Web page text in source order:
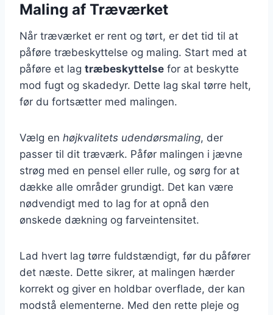
Maling af Træværket
Når træværket er rent og tørt, er det tid til at
påføre træbeskyttelse og maling. Start med at
påføre et lag træbeskyttelse for at beskytte
mod fugt og skadedyr. Dette lag skal tørre helt,
før du fortsætter med malingen.
Vælg en højkvalitets udendørsmaling, der
passer til dit træværk. Påfør malingen i jævne
strøg med en pensel eller rulle, og sørg for at
dække alle områder grundigt. Det kan være
nødvendigt med to lag for at opnå den
ønskede dækning og farveintensitet.
Lad hvert lag tørre fuldstændigt, før du påfører
det næste. Dette sikrer, at malingen hærder
korrekt og giver en holdbar overflade, der kan
modstå elementerne. Med den rette pleje og